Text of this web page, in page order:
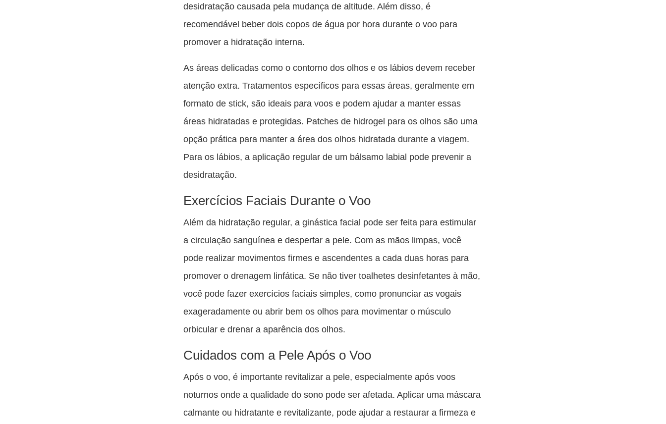
desidratação causada pela mudança de altitude. Além disso, é
recomendável beber dois copos de água por hora durante o voo para
promover a hidratação interna.
As áreas delicadas como o contorno dos olhos e os lábios devem receber
atenção extra. Tratamentos específicos para essas áreas, geralmente em
formato de stick, são ideais para voos e podem ajudar a manter essas
áreas hidratadas e protegidas. Patches de hidrogel para os olhos são uma
opção prática para manter a área dos olhos hidratada durante a viagem.
Para os lábios, a aplicação regular de um bálsamo labial pode prevenir a
desidratação.
Exercícios Faciais Durante o Voo
Além da hidratação regular, a ginástica facial pode ser feita para estimular
a circulação sanguínea e despertar a pele. Com as mãos limpas, você
pode realizar movimentos firmes e ascendentes a cada duas horas para
promover o drenagem linfática. Se não tiver toalhetes desinfetantes à mão,
você pode fazer exercícios faciais simples, como pronunciar as vogais
exageradamente ou abrir bem os olhos para movimentar o músculo
orbicular e drenar a aparência dos olhos.
Cuidados com a Pele Após o Voo
Após o voo, é importante revitalizar a pele, especialmente após voos
noturnos onde a qualidade do sono pode ser afetada. Aplicar uma máscara
calmante ou hidratante e revitalizante, pode ajudar a restaurar a firmeza e